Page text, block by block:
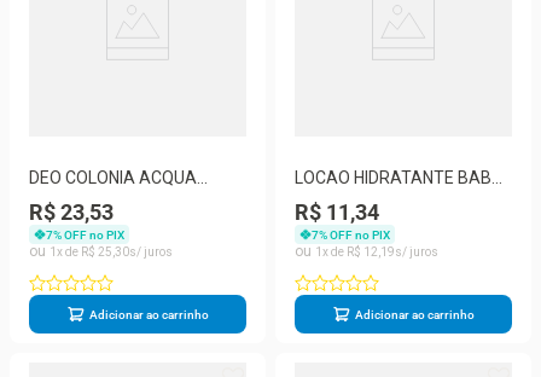
DEO COLONIA ACQUA
ESSENCE FLORAL 250ML
R$ 23,53
7% OFF no PIX
1
R$ 25 30
Adicionar ao carrinho
LOCAO HIDRATANTE BABY
MURIEL MENINA 100ML
R$ 11,34
7% OFF no PIX
1
R$ 12 19
Adicionar ao carrinho